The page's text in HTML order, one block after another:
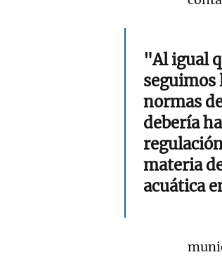
"Al igual
seguimos
normas
debería
materia
acuática